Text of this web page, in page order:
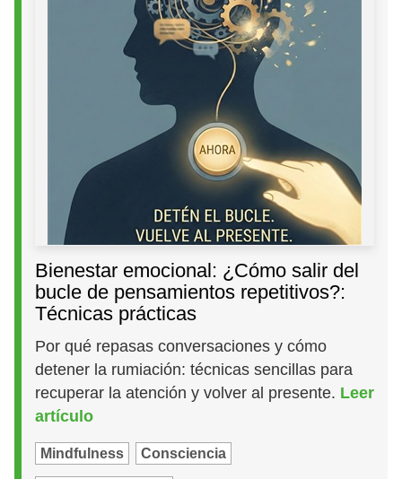
Bienestar emocional: ¿Cómo salir del
bucle de pensamientos repetitivos?:
Técnicas prácticas
Por qué repasas conversaciones y cómo
detener la rumiación: técnicas sencillas para
recuperar la atención y volver al presente. Leer
artículo
Mindfulness Consciencia